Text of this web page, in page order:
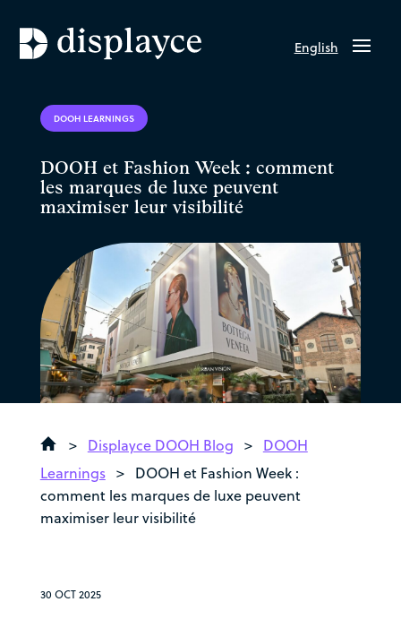
English
DOOH LEARNINGS
DOOH et Fashion Week : comment
les marques de luxe peuvent
maximiser leur visibilité
> Displayce DOOH Blog > DOOH
Learnings> DOOH et Fashion Week :
comment les marques de luxe peuvent
maximiser leur visibilité
30 OCT 2025